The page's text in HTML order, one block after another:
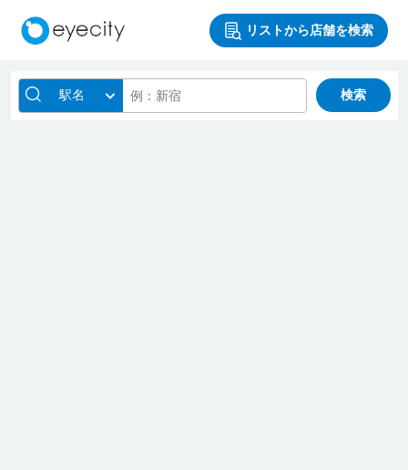
リストから店舗を検索
駅名 検索